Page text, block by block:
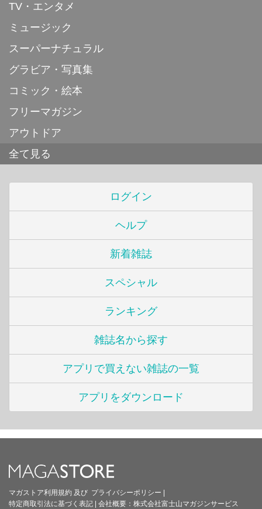
TV・エンタメ
ミュージック
スーパーナチュラル
グラビア・写真集
コミック・絵本
フリーマガジン
アウトドア
全て見る
ログイン
ヘルプ
新着雑誌
スペシャル
ランキング
雑誌名から探す
アプリで買えない雑誌の一覧
アプリをダウンロード
マガストア利用規約 及び プライバシーポリシー |
特定商取引法に基づく表記 | 会社概要： 株式会社富士山マガジンサービス